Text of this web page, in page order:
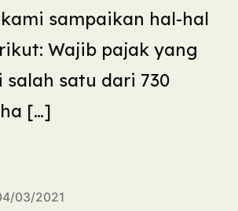
sampaikan hal-hal
Wajib pajak yang
salah satu dari 730
[…]
03/2021